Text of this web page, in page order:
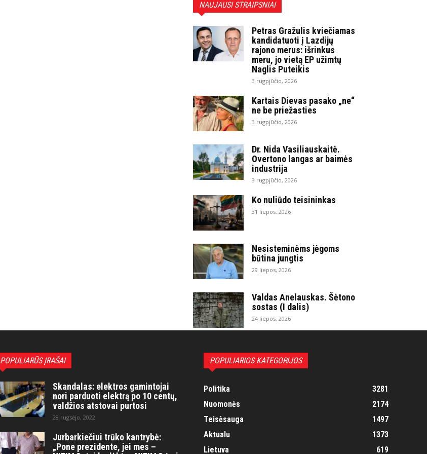
NAUJAUSI STRAIPSNIAI
Petras Gražulis kviečiamas
kandidatuoti į Lazdijų
rajono merus: išrinkus
meru, jo vietą EP užimtų
Naglis Puteikis
3 rugpjūčio, 2026
Kartais Dievas pasako „ne“
ne be priežasties
3 rugpjūčio, 2026
Dr. Nida Vasiliauskaitė.
Overtono langas ar baimės
industrija
3 rugpjūčio, 2026
Ko nuliūdo teisininkas
31 liepos, 2026
Nesisteminėms jėgoms
būtina jungtis
29 liepos, 2026
Valdas Anelauskas. Šėtono
sostas (I dalis)
24 liepos, 2026
POPULIARŪS ĮRAŠAI
Skandalas: elektros gamintojai
nori parduoti elektrą po 10 centų,
valdžios atstovai purtosi
28 rugsėjo, 2022
Jurbarkiečiui trūko kantrybė:
„Pone prezidente, jei mes –
POPULIARIOS KATEGORIJOS
Politika
3281
Nuomonės
2174
Teisėsauga
1497
Aktualu
1373
Lietuva
619